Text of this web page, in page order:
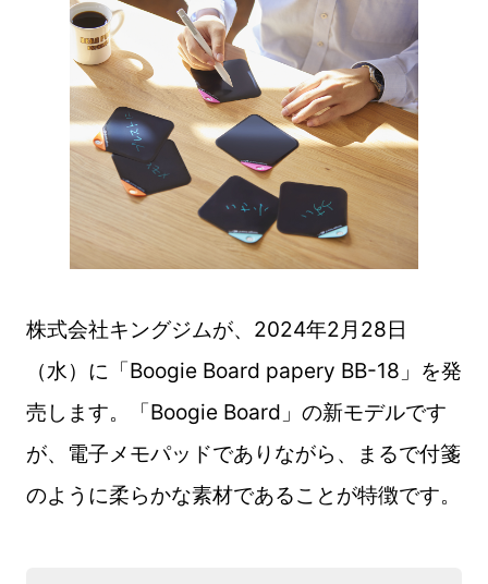
株式会社キングジムが、2024年2月28日
（水）に「Boogie Board papery BB-18」を発
売します。「Boogie Board」の新モデルです
が、電子メモパッドでありながら、まるで付箋
のように柔らかな素材であることが特徴です。